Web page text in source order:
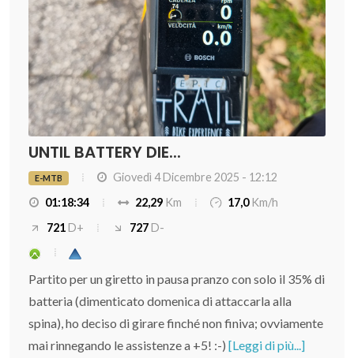
UNTIL BATTERY DIE...
E-MTB
Giovedì 4 Dicembre 2025 - 12:12
01:18:34
22,29 Km 17,0Km/h
721D+ 727D-
Partito per un giretto in pausa pranzo con solo il 35% di
batteria (dimenticato domenica di attaccarla alla
spina), ho deciso di girare finché non finiva; ovviamente
mai rinnegando le assistenze a +5! :-) [Leggi di più...]